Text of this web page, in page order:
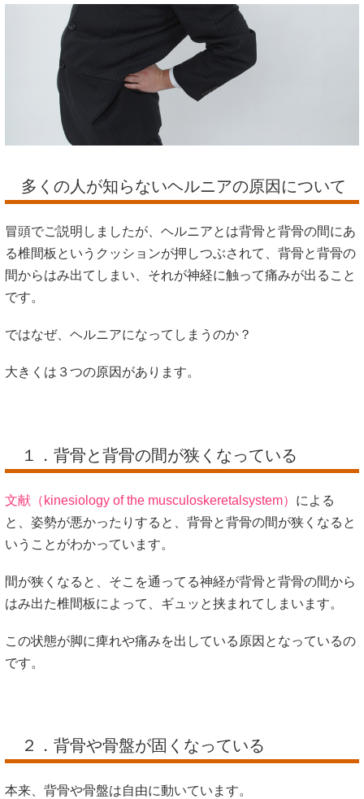
多くの人が知らないヘルニアの原因について
冒頭でご説明しましたが、ヘルニアとは背骨と背骨の間にあ
る椎間板というクッションが押しつぶされて、背骨と背骨の
間からはみ出てしまい、それが神経に触って痛みが出ること
です。
ではなぜ、ヘルニアになってしまうのか？
大きくは３つの原因があります。
１．背骨と背骨の間が狭くなっている
文献（kinesiology of the musculoskeretalsystem） による
と、姿勢が悪かったりすると、背骨と背骨の間が狭くなると
いうことがわかっています。
間が狭くなると、そこを通ってる神経が背骨と背骨の間から
はみ出た椎間板によって、ギュッと挟まれてしまいます。
この状態が脚に痺れや痛みを出している原因となっているの
です。
２．背骨や骨盤が固くなっている
本来、背骨や骨盤は自由に動いています。